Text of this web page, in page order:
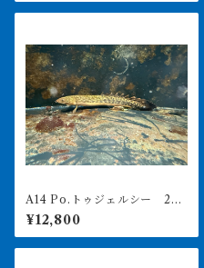
A14 Po.トゥジェルシー 20
㎝前後
¥12,800